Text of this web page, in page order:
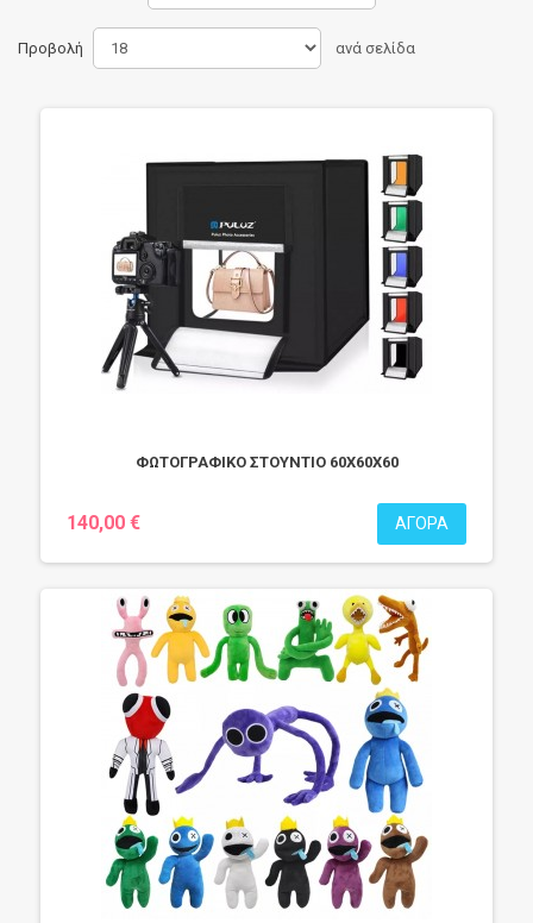
Προβολή ανά σελίδα
ΦΩΤΟΓΡΑΦΙΚΟ ΣΤΟΥΝΤΙΟ 60Χ60Χ60
140,00 € ΑΓΟΡΆ